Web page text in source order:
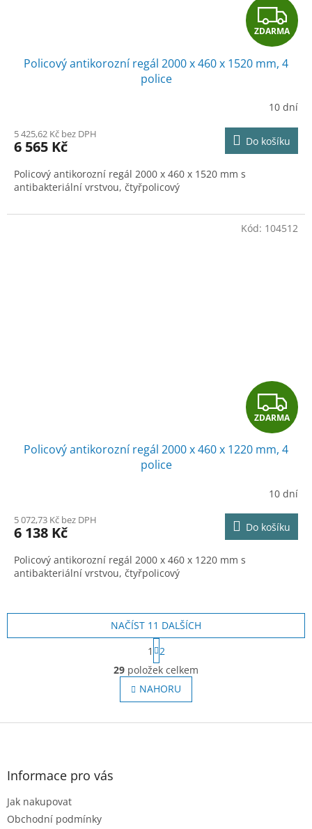
Z
D
A
R
M
A
ZDARMA
Policový antikorozní regál 2000 x 460 x 1520 mm, 4
police
10 dní
5 425,62 Kč bez DPH
6 565 Kč Do košíku
Policový antikorozní regál 2000 x 460 x 1520 mm s
antibakteriální vrstvou, čtyřpolicový
Z
D
A
R
M
A
ZDARMA
Policový antikorozní regál 2000 x 460 x 1220 mm, 4
police
10 dní
5 072,73 Kč bez DPH
6 138 Kč Do košíku
Policový antikorozní regál 2000 x 460 x 1220 mm s
antibakteriální vrstvou, čtyřpolicový
Kód: 104512
O
v
l
á
NAČÍST 11 DALŠÍCH
S
t
r
á
n
k
v
1
2
29 položek celkem
NAHORU
Z
Informace pro vás
Jak nakupovat
Obchodní podmínky